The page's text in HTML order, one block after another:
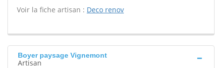
Voir la fiche artisan : Deco renov
Boyer paysage Vignemont
Artisan